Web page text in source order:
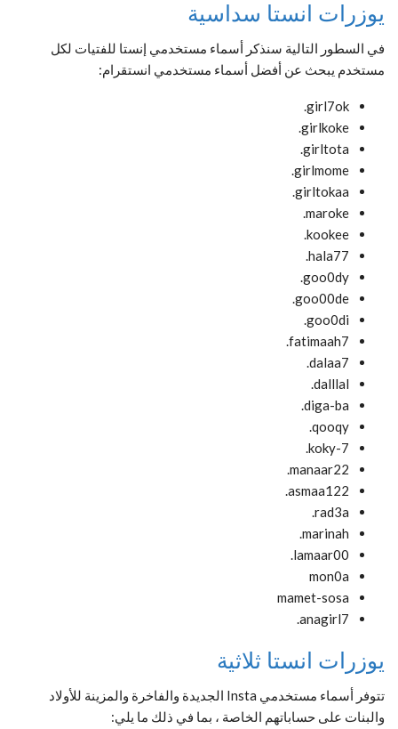
يوزرات انستا سداسية
في السطور التالية سنذكر أسماء مستخدمي إنستا للفتيات لكل
مستخدم يبحث عن أفضل أسماء مستخدمي انستقرام:
girl7ok.
girlkoke.
girltota.
girlmome.
girltokaa.
maroke.
kookee.
hala77.
goo0dy.
goo00de.
goo0di.
fatimaah7.
dalaa7.
dalllal.
diga-ba.
qooqy.
koky-7.
manaar22.
asmaa122.
rad3a.
marinah.
lamaar00.
mon0a
mamet-sosa
anagirl7.
يوزرات انستا ثلاثية
تتوفر أسماء مستخدمي Insta الجديدة والفاخرة والمزينة للأولاد
والبنات على حساباتهم الخاصة ، بما في ذلك ما يلي: